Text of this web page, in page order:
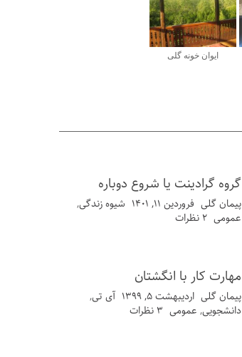
ایوان خونه گلی
گروه گرادینت یا شروع دوباره
پیمان گلی فروردین ۱۱, ۱۴۰۱ شیوه زندگی,
عمومی ۲ نظرات
مهارت کار با انگشتان
پیمان گلی اردیبهشت ۵, ۱۳۹۹ آی تی,
دانشجویی, عمومی ۳ نظرات